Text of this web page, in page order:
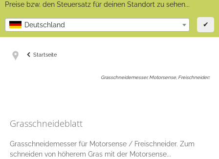
Preise bzw. den Steuersatz für deinen Standort zu sehen...
Deutschland ✔
Startseite
Grasschneidemesser, Motorsense, Freischneider:
Grasschneideblatt
Grasschneidemesser für Motorsense / Freischneider. Zum
schneiden von höherem Gras mit der Motorsense...